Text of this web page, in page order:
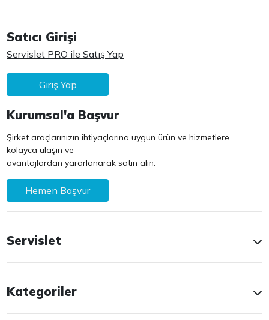
Satıcı Girişi
Servislet PRO ile Satış Yap
Giriş Yap
Kurumsal'a Başvur
Şirket araçlarınızın ihtiyaçlarına uygun ürün ve hizmetlere
kolayca ulaşın ve
avantajlardan yararlanarak satın alın.
Hemen Başvur
Servislet
Kategoriler